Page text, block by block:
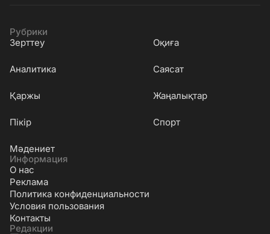
Рубрики
Зерттеу
Оқиға
Аналитика Саясат
Қаржы Жаңалықтар
Пікір Спорт
Мәдениет
Информация
О нас
Реклама
Политика конфиденциальности
Условия пользования
Контакты
Редакции